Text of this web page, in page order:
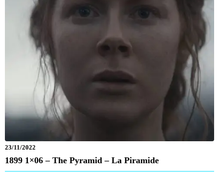
23/11/2022
1899 1×06 – The Pyramid – La Piramide